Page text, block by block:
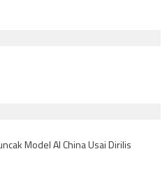
Model AI China Usai Dirilis